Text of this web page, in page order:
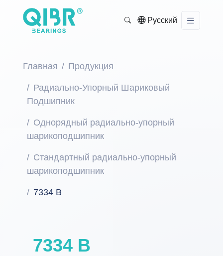
Русский
Главная Продукция
Радиально-Упорный Шариковый
Подшипник
Однорядный радиально-упорный
шарикоподшипник
Стандартный радиально-упорный
шарикоподшипник
7334 B
7334 B